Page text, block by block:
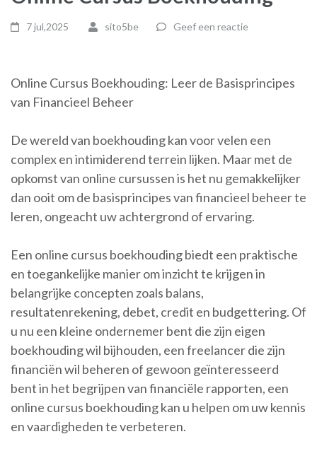
7 jul,2025 sito5be Geef een reactie
Online Cursus Boekhouding: Leer de Basisprincipes
van Financieel Beheer
De wereld van boekhouding kan voor velen een
complex en intimiderend terrein lijken. Maar met de
opkomst van online cursussen is het nu gemakkelijker
dan ooit om de basisprincipes van financieel beheer te
leren, ongeacht uw achtergrond of ervaring.
Een online cursus boekhouding biedt een praktische
en toegankelijke manier om inzicht te krijgen in
belangrijke concepten zoals balans,
resultatenrekening, debet, credit en budgettering. Of
u nu een kleine ondernemer bent die zijn eigen
boekhouding wil bijhouden, een freelancer die zijn
financiën wil beheren of gewoon geïnteresseerd
bent in het begrijpen van financiële rapporten, een
online cursus boekhouding kan u helpen om uw kennis
en vaardigheden te verbeteren.